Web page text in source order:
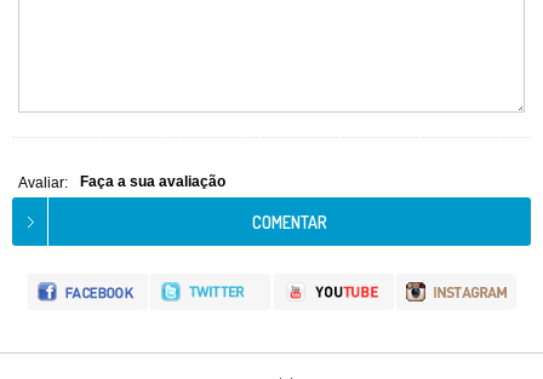
Avaliar: Faça a sua avaliação